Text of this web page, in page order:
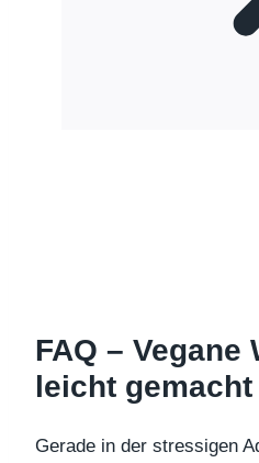
FAQ – Vegane
leicht gemacht
Gerade in der stressigen